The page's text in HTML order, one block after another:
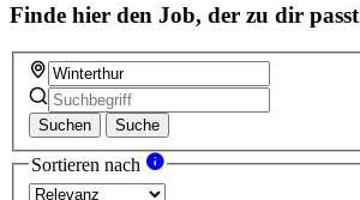
Finde hier den Job, der zu dir passt
Suchen Suche
Sortieren nach